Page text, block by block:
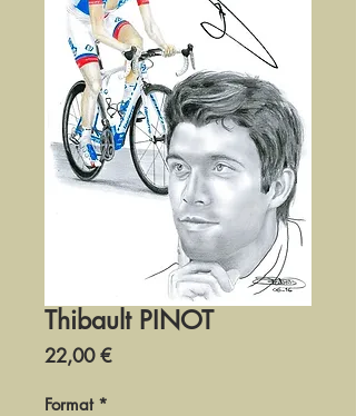
Thibault PINOT
22,00 €Prix
Format *